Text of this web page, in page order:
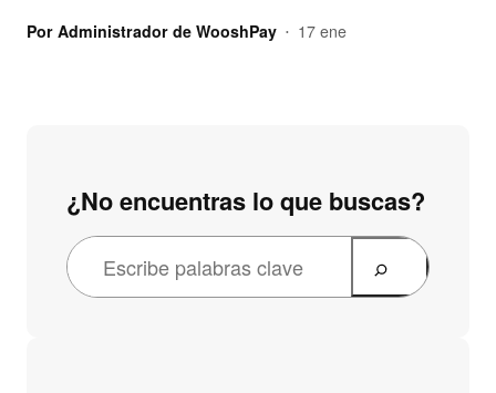
Por Administrador de WooshPay • 17 ene
¿No encuentras lo que buscas?